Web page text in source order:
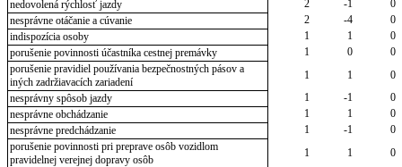
nedovolená rýchlosť jazdy
2 -1
0
nesprávne otáčanie a cúvanie
2 -4
0
indispozícia osoby
1 1
0
porušenie povinnosti účastníka cestnej premávky
1 0
0
porušenie pravidiel používania bezpečnostných pásov a
iných zadržiavacích zariadení
1 1
0
nesprávny spôsob jazdy
1 -1
0
nesprávne obchádzanie
1 1
0
nesprávne predchádzanie
1 -1
0
porušenie povinnosti pri preprave osôb vozidlom
pravidelnej verejnej dopravy osôb
1 1
0